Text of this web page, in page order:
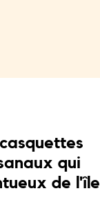
qui
de l'île